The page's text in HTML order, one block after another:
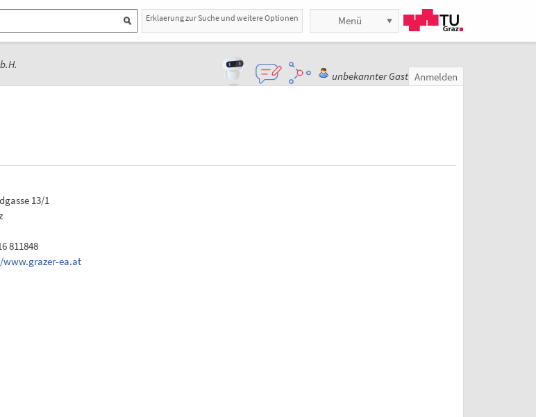
Erklaerung zur Suche und weitere Optionen Menü
unbekannter Gast Anmelden
13/1
811848
ea.at